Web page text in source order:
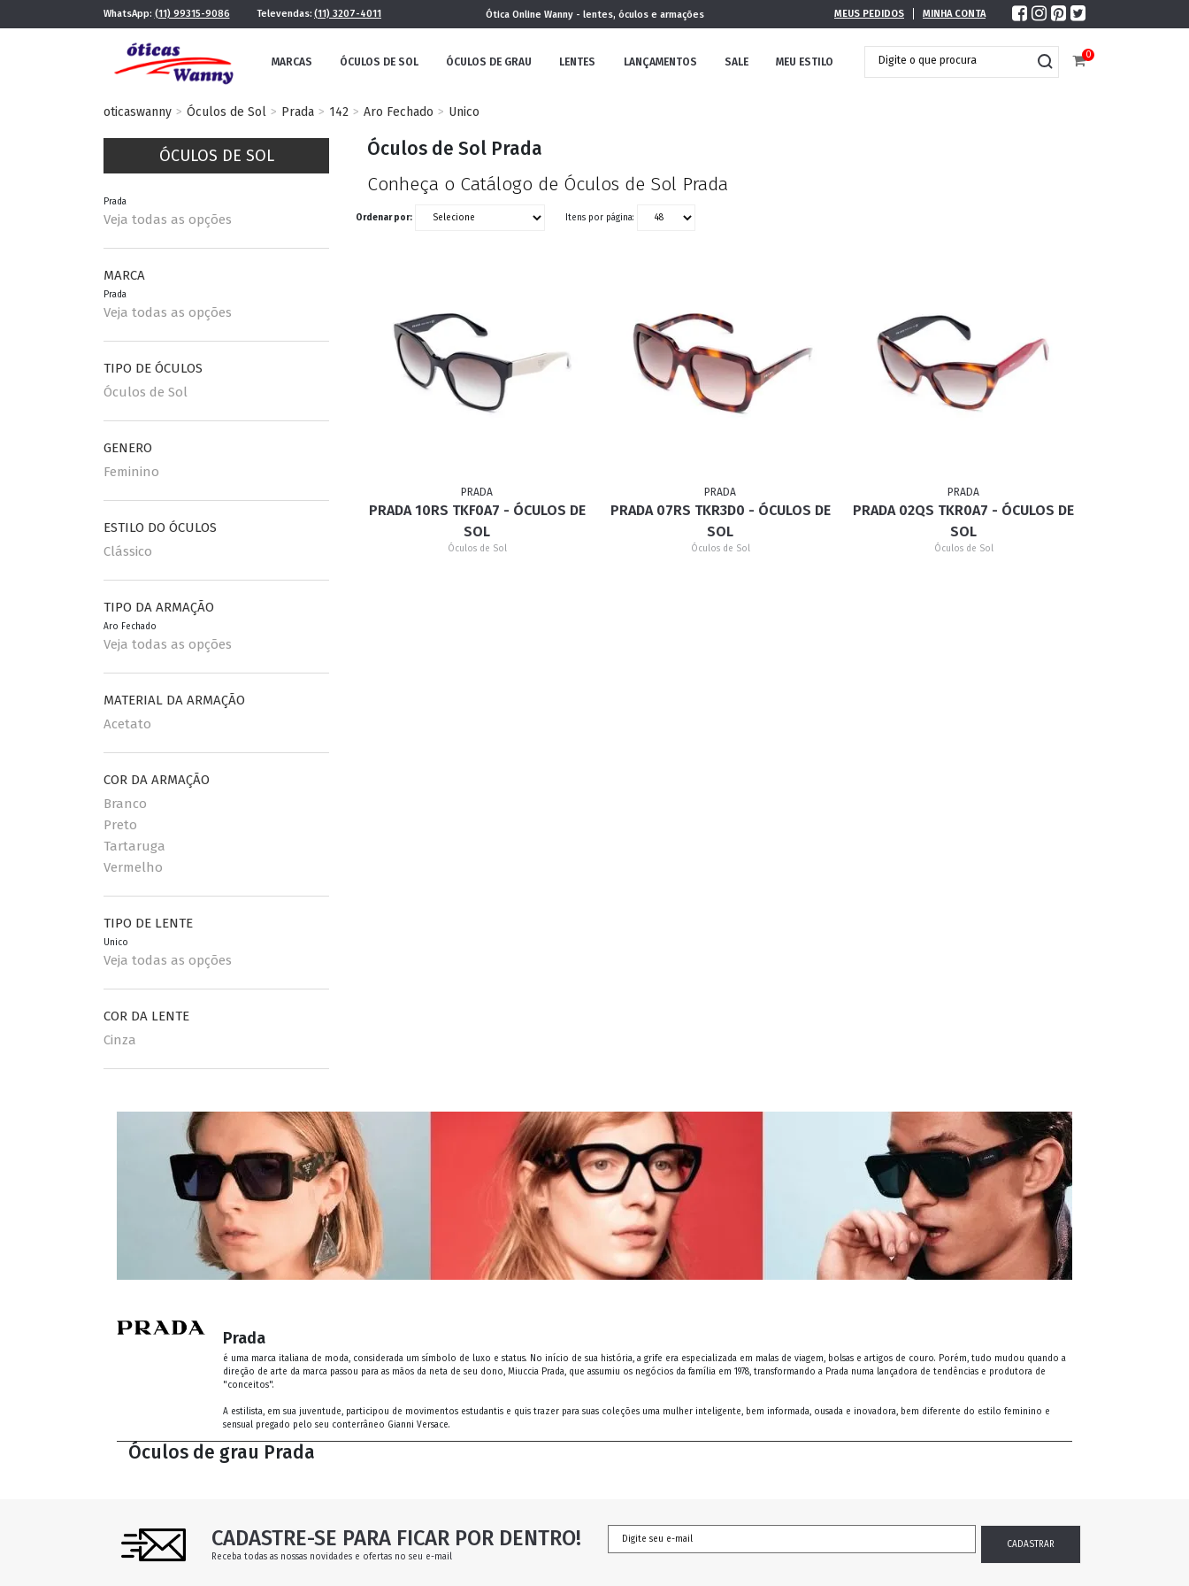
WhatsApp: (11) 99315-9086 Televendas: (11) 3207-4011 Ótica Online Wanny - lentes, óculos e armações MEUS PEDIDOS MINHA CONTA
MARCAS ÓCULOS DE SOL ÓCULOS DE GRAU LENTES LANÇAMENTOS SALE MEU ESTILO
0
NOVA
COLEÇÃO
POR ESTILO
QUADRADO REDONDOS CLÁSSICO DOBRÁVEL MAXI ÓCULOS
ESPORTIVO
GRIFES
oticaswanny Óculos de Sol Prada 142 Aro Fechado Unico
ÓCULOS DE SOL
Prada
Veja todas as opções
MARCA
Prada
Veja todas as opções
TIPO DE ÓCULOS
Óculos de Sol
GENERO
Feminino
ESTILO DO ÓCULOS
Clássico
TIPO DA ARMAÇÃO
Aro Fechado
Veja todas as opções
MATERIAL DA ARMAÇÃO
Acetato
COR DA ARMAÇÃO
Branco
Preto
Tartaruga
Vermelho
TIPO DE LENTE
Unico
Veja todas as opções
COR DA LENTE
Cinza
Óculos de Sol Prada
Conheça o Catálogo de Óculos de Sol Prada
Ordenar por: Itens por página:
PRADA
PRADA 10RS TKF0A7 - ÓCULOS DE
SOL
Óculos de Sol
PRADA
PRADA 07RS TKR3D0 - ÓCULOS DE
SOL
Óculos de Sol
PRADA
PRADA 02QS TKR0A7 - ÓCULOS DE
SOL
Óculos de Sol
Prada
é uma marca italiana de moda, considerada um símbolo de luxo e status. No início de sua história, a grife era especializada em malas de viagem, bolsas e artigos de couro. Porém, tudo mudou quando a
direção de arte da marca passou para as mãos da neta de seu dono, Miuccia Prada, que assumiu os negócios da família em 1978, transformando a Prada numa lançadora de tendências e produtora de
"conceitos".
A estilista, em sua juventude, participou de movimentos estudantis e quis trazer para suas coleções uma mulher inteligente, bem informada, ousada e inovadora, bem diferente do estilo feminino e
sensual pregado pelo seu conterrâneo Gianni Versace.
Óculos de grau Prada
CADASTRE-SE PARA FICAR POR DENTRO!
Receba todas as nossas novidades e ofertas no seu e-mail